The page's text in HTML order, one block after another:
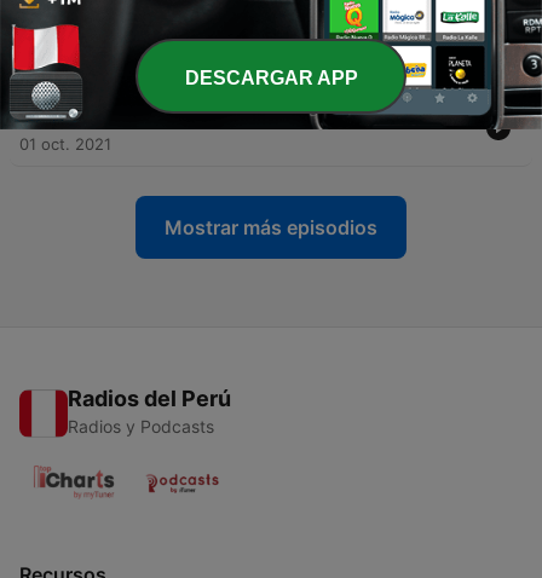
10 - Especiales de Bandas Sonoras - Thomas Newman
15 oct. 2021
8 - Especiales de Bandas Sonoras - Katherine Jenkins
01 oct. 2021
Mostrar más episodios
Radios del Perú
Radios y Podcasts
DESCARGAR APP